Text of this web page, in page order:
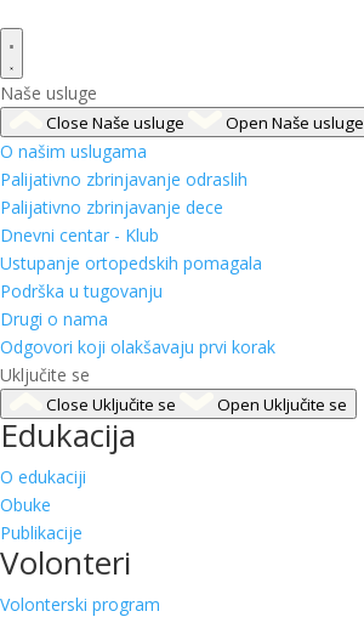
Naše usluge
Close Naše usluge Open Naše usluge
O našim uslugama
Palijativno zbrinjavanje odraslih
Palijativno zbrinjavanje dece
Dnevni centar - Klub
Ustupanje ortopedskih pomagala
Podrška u tugovanju
Drugi o nama
Odgovori koji olakšavaju prvi korak
Uključite se
Close Uključite se Open Uključite se
Edukacija
O edukaciji
Obuke
Publikacije
Volonteri
Volonterski program